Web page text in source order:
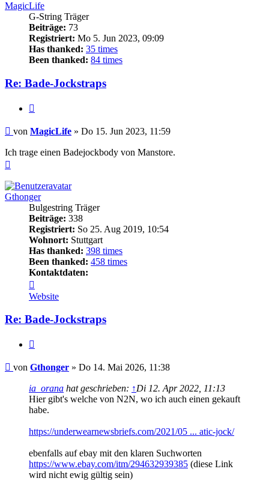
MagicLife
G-String Träger
Beiträge: 73
Registriert: Mo 5. Jun 2023, 09:09
Has thanked: 35 times
Been thanked: 84 times
Re: Bade-Jockstraps
Beitrag
von MagicLife » Do 15. Jun 2023, 11:59
Ich trage einen Badejockbody von Manstore.
Gthonger
Bulgestring Träger
Beiträge: 338
Registriert: So 25. Aug 2019, 10:54
Wohnort: Stuttgart
Has thanked: 398 times
Been thanked: 458 times
Kontaktdaten:
von
Gthonger
Website
Re: Bade-Jockstraps
Beitrag
von Gthonger » Do 14. Mai 2026, 11:38
ia_orana hat geschrieben: ↑Di 12. Apr 2022, 11:13
Hier gibt's welche von N2N, wo ich auch einen gekauft
habe.
https://underwearnewsbriefs.com/2021/05 ... atic-jock/
ebenfalls auf ebay mit den klaren Suchworten
https://www.ebay.com/itm/294632939385 (diese Link
wird nicht ewig gültig sein)